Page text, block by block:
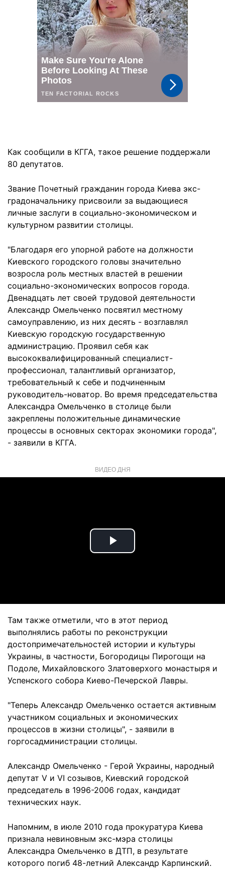
Как сообщили в КГГА, такое решение поддержали
80 депутатов.
Звание Почетный гражданин города Киева экс-
градоначальнику присвоили за выдающиеся
личные заслуги в социально-экономическом и
культурном развитии столицы.
"Благодаря его упорной работе на должности
Киевского городского головы значительно
возросла роль местных властей в решении
социально-экономических вопросов города.
Двенадцать лет своей трудовой деятельности
Александр Омельченко посвятил местному
самоуправлению, из них десять - возглавлял
Киевскую городскую государственную
администрацию. Проявил себя как
высококвалифицированный специалист-
профессионал, талантливый организатор,
требовательный к себе и подчиненным
руководитель-новатор. Во время председательства
Александра Омельченко в столице были
закреплены положительные динамические
процессы в основных секторах экономики города",
- заявили в КГГА.
ВИДЕО ДНЯ
Play
Там также отметили, что в этот период
выполнялись работы по реконструкции
достопримечательностей истории и культуры
Украины, в частности, Богородицы Пирогощи на
Подоле, Михайловского Златоверхого монастыря и
Успенского собора Киево-Печерской Лавры.
"Теперь Александр Омельченко остается активным
участником социальных и экономических
процессов в жизни столицы", - заявили в
горгосадминистрации столицы.
Александр Омельченко - Герой Украины, народный
депутат V и VI созывов, Киевский городской
председатель в 1996-2006 годах, кандидат
технических наук.
Напомним, в июле 2010 года прокуратура Киева
признала невиновным экс-мэра столицы
Александра Омельченко в ДТП, в результате
которого погиб 48-летний Александр Карпинский.